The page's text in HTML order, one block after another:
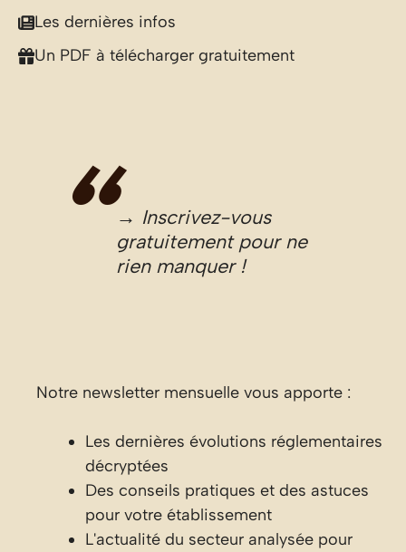
Les dernières infos
Un PDF à télécharger gratuitement
→ Inscrivez-vous
gratuitement pour ne
rien manquer !
Notre newsletter mensuelle vous apporte :
Les dernières évolutions réglementaires
décryptées
Des conseils pratiques et des astuces
pour votre établissement
L'actualité du secteur analysée pour